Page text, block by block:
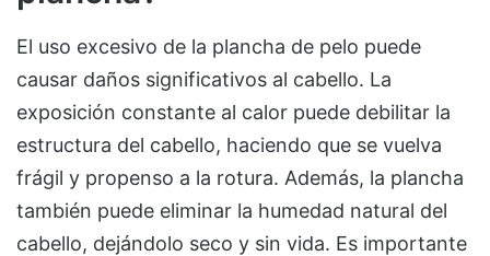
El uso excesivo de la plancha de pelo puede
causar daños significativos al cabello. La
exposición constante al calor puede debilitar la
estructura del cabello, haciendo que se vuelva
frágil y propenso a la rotura. Además, la plancha
también puede eliminar la humedad natural del
cabello, dejándolo seco y sin vida. Es importante